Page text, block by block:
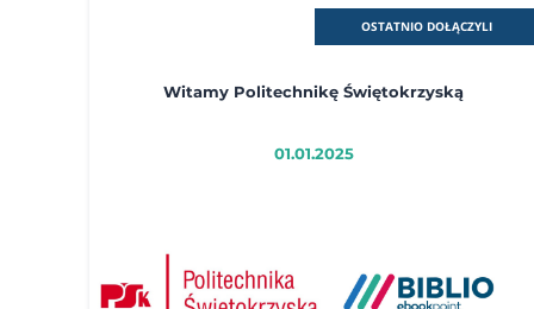
OSTATNIO DOŁĄCZYLI
Witamy Politechnikę Świętokrzyską
01.01.2025